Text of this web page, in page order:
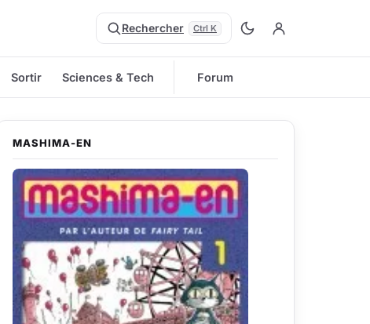
Rechercher Ctrl K
Sortir Sciences & Tech Forum
MASHIMA-EN